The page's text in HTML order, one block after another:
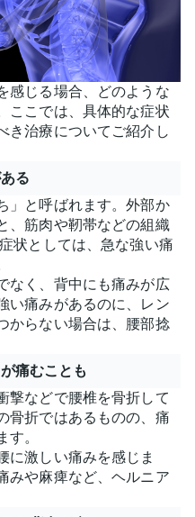
感じる場合、どのような
ここでは、具体的な症状
き治療についてご紹介し
る
」と呼ばれます。外部か
、筋肉や靭帯などの組織
状としては、急な強い痛
なく、背中にも痛みが広
い痛みがあるのに、レン
からない場合は、腰部捻
痛むことも
撃などで腰椎を骨折して
骨折ではあるものの、痛
す。
に激しい痛みを感じま
みや麻痺など、ヘルニア